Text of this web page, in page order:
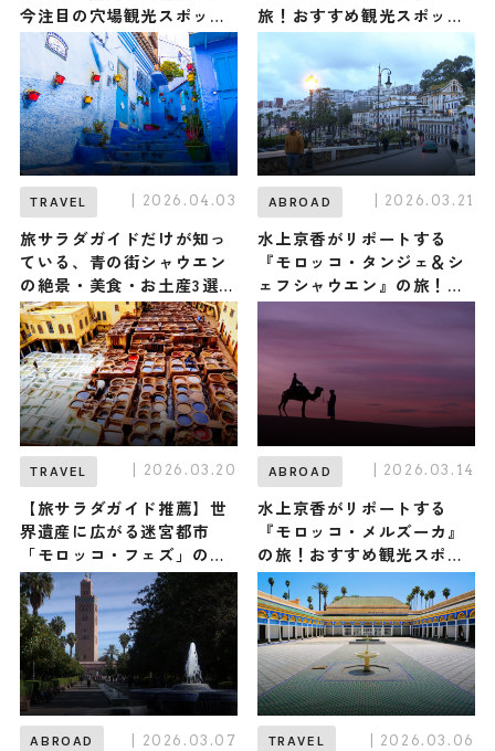
今注目の穴場観光スポッ
ト。グルメ・お土産情報も
旅！おすすめ観光スポット
やグルメを紹介 2026年4月
4日放送
TRAVEL | 2026.04.03
旅サラダガイドだけが知っ
ている、青の街シャウエン
の絶景・美食・お土産3選｜
モロッコ
ABROAD | 2026.03.21
水上京香がリポートする
『モロッコ・タンジェ＆シ
ェフシャウエン』の旅！お
すすめ観光スポットやグル
メを紹介 2026年3月21日放
TRAVEL | 2026.03.20
【旅サラダガイド推薦】世
界遺産に広がる迷宮都市
「モロッコ・フェズ」の観
光スポット・グルメ・お土
産3選
ABROAD | 2026.03.14
水上京香がリポートする
『モロッコ・メルズーカ』
の旅！おすすめ観光スポッ
トやグルメを紹介 2026年3
月14日放送
ABROAD | 2026.03.07 TRAVEL | 2026.03.06